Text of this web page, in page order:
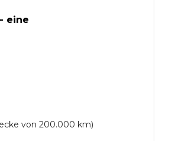
eine
von 200.000 km)